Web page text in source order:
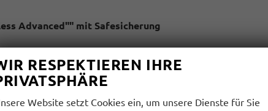
Advanced"" mit Safesicherung
RESPEKTIEREN IHRE
Website setzt Cookies ein, um unsere Dienste für Sie